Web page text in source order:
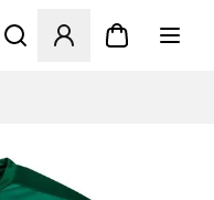
Åbner en Modal til at